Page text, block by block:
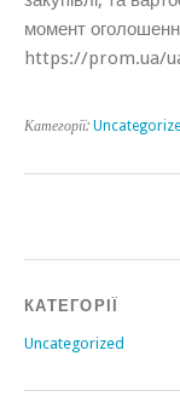
момент
https://prom.ua/
Категорії:
КАТЕГОРІЇ
Uncategorized